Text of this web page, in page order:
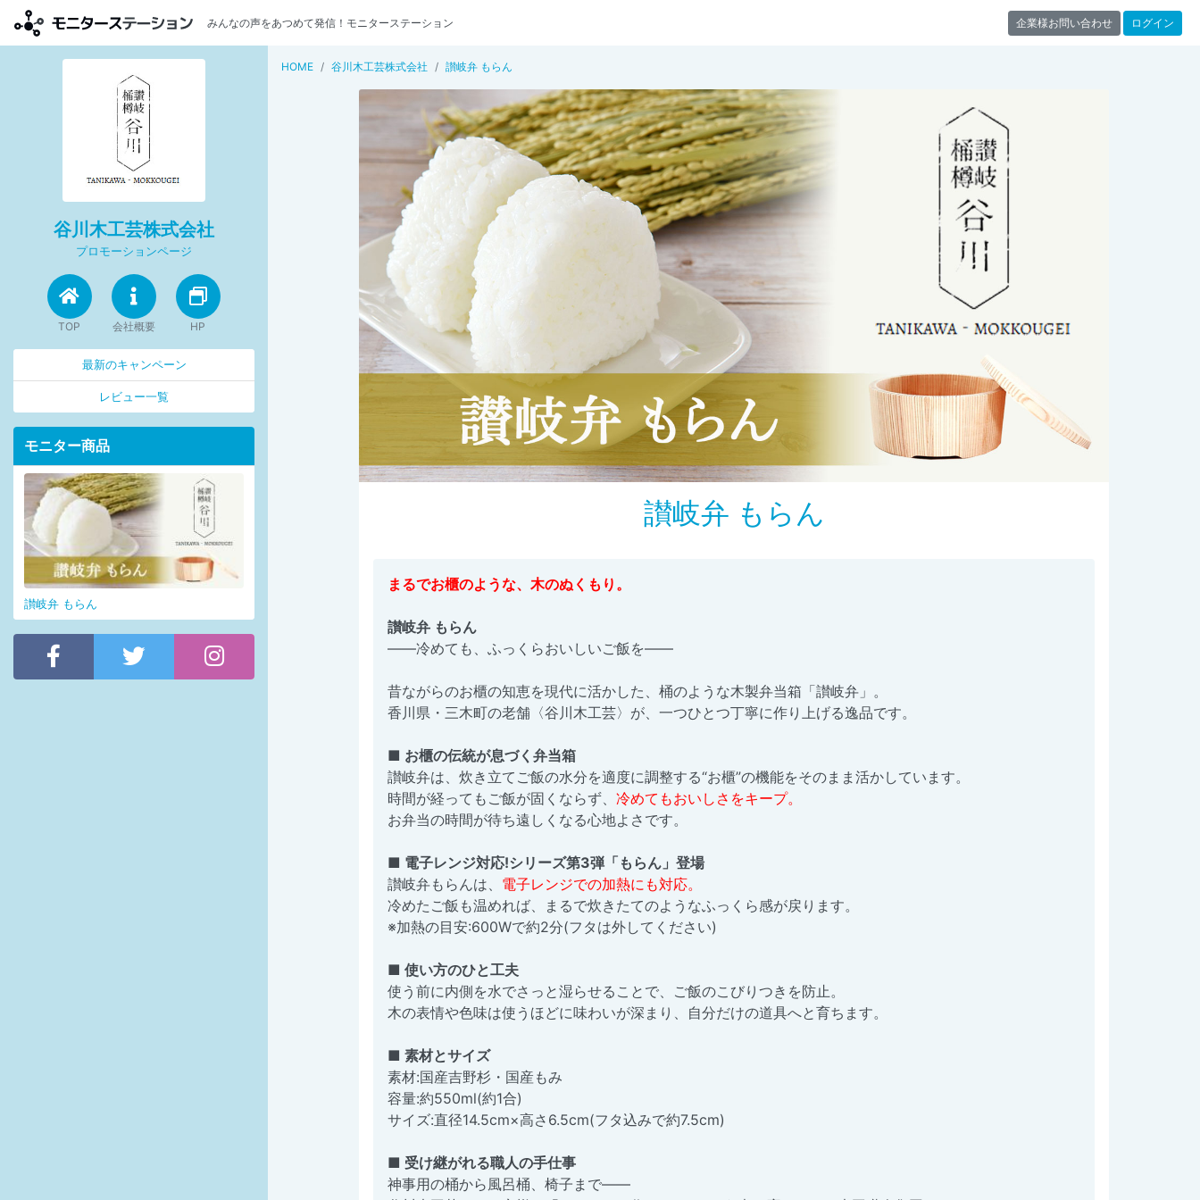
みんなの声をあつめて発信！モニターステーション 企業様お問い合わせ ログイン
HOME 谷川木工芸株式会社 讃岐弁 もらん
讃岐弁 もらん
まるでお櫃のような、木のぬくもり。
讃岐弁 もらん
——冷めても、ふっくらおいしいご飯を——
昔ながらのお櫃の知恵を現代に活かした、桶のような木製弁当箱「讃岐弁」。
香川県・三木町の老舗〈谷川木工芸〉が、一つひとつ丁寧に作り上げる逸品です。
■ お櫃の伝統が息づく弁当箱
讃岐弁は、炊き立てご飯の水分を適度に調整する“お櫃”の機能をそのまま活かしています。
時間が経ってもご飯が固くならず、 冷めてもおいしさをキープ。
お弁当の時間が待ち遠しくなる心地よさです。
■ 電子レンジ対応!シリーズ第3弾「もらん」登場
讃岐弁もらんは、 電子レンジでの加熱にも対応。
冷めたご飯も温めれば、まるで炊きたてのようなふっくら感が戻ります。
※加熱の目安:600Wで約2分(フタは外してください)
■ 使い方のひと工夫
使う前に内側を水でさっと湿らせることで、ご飯のこびりつきを防止。
木の表情や色味は使うほどに味わいが深まり、自分だけの道具へと育ちます。
■ 素材とサイズ
素材:国産吉野杉・国産もみ
容量:約550ml(約1合)
サイズ:直径14.5cm×高さ6.5cm(フタ込みで約7.5cm)
■ 受け継がれる職人の手仕事
神事用の桶から風呂桶、椅子まで——
谷川木工芸株式会社
プロモーションページ
TOP 会社概要 HP
最新のキャンペーン
レビュー一覧
モニター商品
讃岐弁 もらん